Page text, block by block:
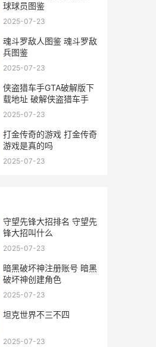
球球员图鉴
2025-07-23
魂斗罗敌人图鉴 魂斗罗敌
兵图鉴
2025-07-23
侠盗猎车手GTA破解版下
载地址 破解侠盗猎车手
2025-07-23
打金传奇的游戏 打金传奇
游戏是真的吗
2025-07-23
守望先锋大招排名 守望先
锋大招叫什么
2025-07-23
暗黑破坏神注册账号 暗黑
破坏神创建角色
2025-07-23
坦克世界不三不四
2025-07-23